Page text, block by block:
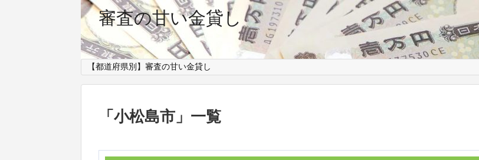
審査の甘い金貸し
【都道府県別】審査の甘い金貸し
「 小松島市 」 一覧